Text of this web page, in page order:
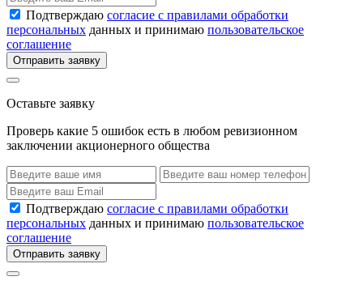
Подтверждаю согласие с правилами обработки
персональных данных и принимаю пользовательское
соглашение
Отправить заявку
Оставьте заявку
Проверь какие 5 ошибок есть в любом ревизионном
заключении акционерного общества
Подтверждаю согласие с правилами обработки
персональных данных и принимаю пользовательское
соглашение
Отправить заявку